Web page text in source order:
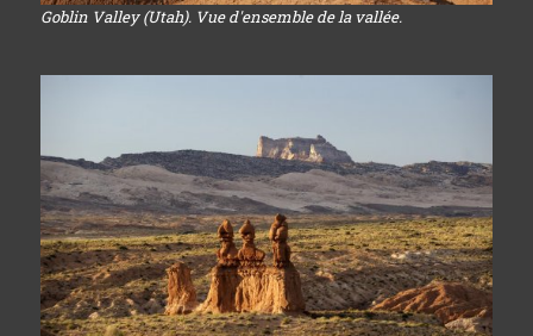
Goblin Valley (Utah). Vue d'ensemble de la vallée.